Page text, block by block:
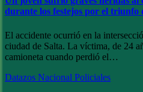
durante los festejos por el triunfo
El accidente ocurrió en la
ciudad de Salta. La víctima, de 24
camioneta cuando perdió el…
Datazos Nacional Policiales